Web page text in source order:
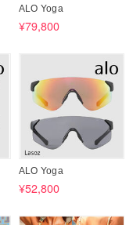
ALO Yoga
¥79,800
ALO Yoga
¥52,800